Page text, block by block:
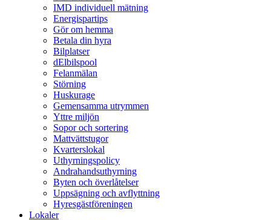
IMD individuell mätning
Energispartips
Gör om hemma
Betala din hyra
Bilplatser
dElbilspool
Felanmälan
Störning
Huskurage
Gemensamma utrymmen
Yttre miljön
Sopor och sortering
Mattvättstugor
Kvarterslokal
Uthyrningspolicy
Andrahandsuthyrning
Byten och överlåtelser
Uppsägning och avflyttning
Hyresgästföreningen
Lokaler